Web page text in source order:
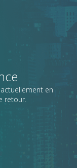
en
retour.